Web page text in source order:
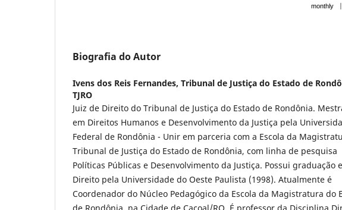
monthly |
Biografia do Autor
Ivens dos Reis Fernandes, Tribunal de Justiça do Estado de
TJRO
Juiz de Direito do Tribunal de Justiça do Estado de Rondônia.
em Direitos Humanos e Desenvolvimento da Justiça pela
Federal de Rondônia - Unir em parceria com a Escola da
Tribunal de Justiça do Estado de Rondônia, com linha de pesquisa
Políticas Públicas e Desenvolvimento da Justiça. Possui graduação
Direito pela Universidade do Oeste Paulista (1998). Atualmente é
Coordenador do Núcleo Pedagógico da Escola da Magistratura do